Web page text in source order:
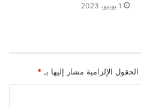
1 يونيو، 2023
الحقول الإلزامية مشار إليها بـ *